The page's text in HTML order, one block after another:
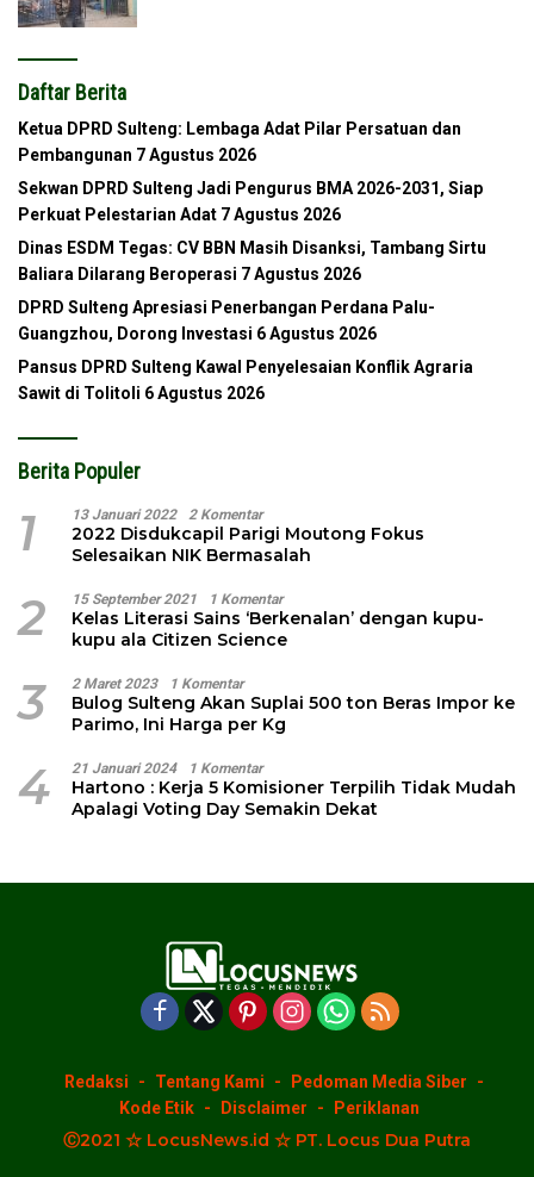
Daftar Berita
Ketua DPRD Sulteng: Lembaga Adat Pilar Persatuan dan
Pembangunan 7 Agustus 2026
Sekwan DPRD Sulteng Jadi Pengurus BMA 2026-2031, Siap
Perkuat Pelestarian Adat 7 Agustus 2026
Dinas ESDM Tegas: CV BBN Masih Disanksi, Tambang Sirtu
Baliara Dilarang Beroperasi 7 Agustus 2026
DPRD Sulteng Apresiasi Penerbangan Perdana Palu-
Guangzhou, Dorong Investasi 6 Agustus 2026
Pansus DPRD Sulteng Kawal Penyelesaian Konflik Agraria
Sawit di Tolitoli 6 Agustus 2026
Berita Populer
1 13 Januari 2022 2 Komentar
2022 Disdukcapil Parigi Moutong Fokus
Selesaikan NIK Bermasalah
2 15 September 2021 1 Komentar
Kelas Literasi Sains ‘Berkenalan’ dengan kupu-
kupu ala Citizen Science
3 2 Maret 2023 1 Komentar
Bulog Sulteng Akan Suplai 500 ton Beras Impor ke
Parimo, Ini Harga per Kg
4 21 Januari 2024 1 Komentar
Hartono : Kerja 5 Komisioner Terpilih Tidak Mudah
Apalagi Voting Day Semakin Dekat
Redaksi Tentang Kami
Pedoman Media Siber
Kode Etik
Disclaimer Periklanan
Ⓒ2021 ☆ LocusNews.id ☆ PT. Locus Dua Putra